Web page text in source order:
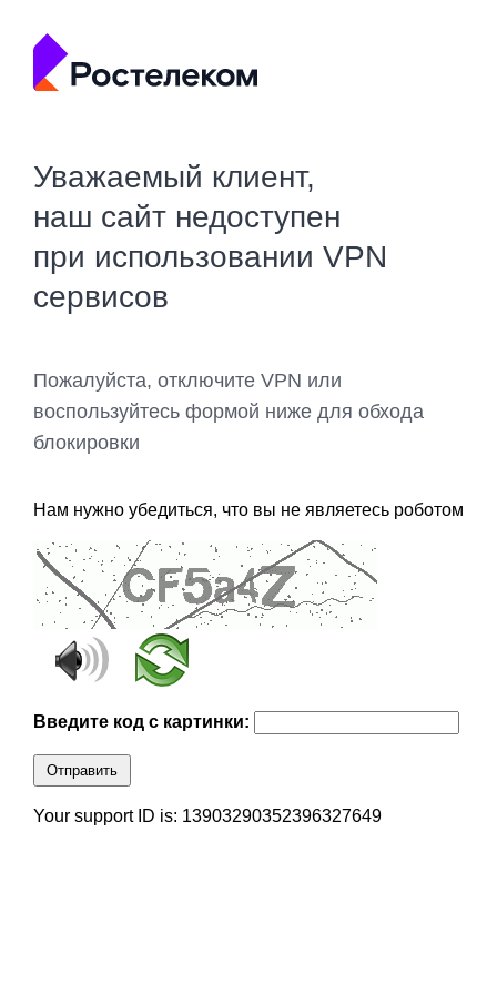
Уважаемый клиент,
наш сайт недоступен
при использовании VPN
сервисов
Пожалуйста, отключите VPN или
воспользуйтесь формой ниже для обхода
блокировки
Нам нужно убедиться, что вы не являетесь роботом
Введите код с картинки:
Отправить
Your support ID is: 13903290352396327649